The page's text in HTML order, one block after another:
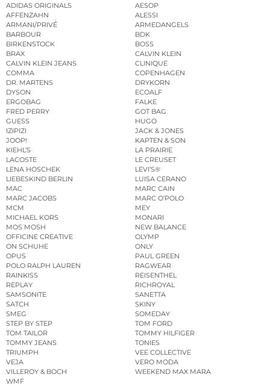
ADIDAS ORIGINALS
AESOP
AFFENZAHN
ALESSI
ARMANI/PRIVÉ
ARMEDANGELS
BARBOUR
BDK
BIRKENSTOCK
BOSS
BRAX
CALVIN KLEIN
CALVIN KLEIN JEANS
CLINIQUE
COMMA
COPENHAGEN
DR. MARTENS
DRYKORN
DYSON
ECOALF
ERGOBAG
FALKE
FRED PERRY
GOT BAG
GUESS
HUGO
IZIPIZI
JACK & JONES
JOOP!
KAPTEN & SON
KIEHL’S
LA PRAIRIE
LACOSTE
LE CREUSET
LENA HOSCHEK
LEVI’S®
LIEBESKIND BERLIN
LUISA CERANO
MAC
MARC CAIN
MARC JACOBS
MARC O’POLO
MCM
MEY
MICHAEL KORS
MONARI
MOS MOSH
NEW BALANCE
OFFICINE CREATIVE
OLYMP
ON SCHUHE
ONLY
OPUS
PAUL GREEN
POLO RALPH LAUREN
RAGWEAR
RAINKISS
REISENTHEL
REPLAY
RICHROYAL
SAMSONITE
SANETTA
SATCH
SKINY
SMEG
SOMEDAY
STEP BY STEP
TOM FORD
TOM TAILOR
TOMMY HILFIGER
TOMMY JEANS
TONIES
TRIUMPH
VEE COLLECTIVE
VEJA
VERO MODA
VILLEROY & BOCH
WEEKEND MAX MARA
WMF